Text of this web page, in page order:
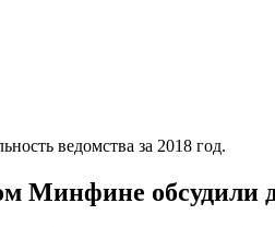
ведомства за 2018 год.
обсудили